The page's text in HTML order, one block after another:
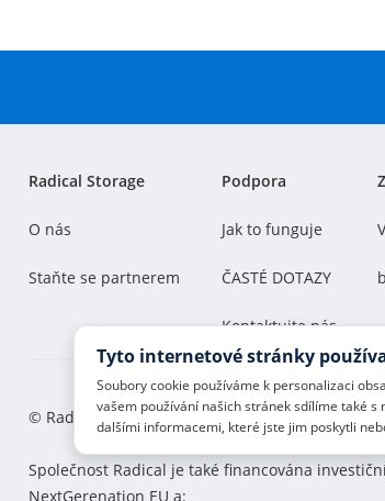
Tyto internetové stránky
Soubory cookie používáme k personalizaci
vašem používání našich stránek sdílíme také
dalšími informacemi, které jste jim poskytli
Radical Storage
O nás
Staňte se partnerem
Podpora
Jak to funguje
ČASTÉ DOTAZY
Kontaktujte nás
© Radical Storage - Lean Team S.R.L. - P. IVA
Společnost Radical je také financována
NextGerenation EU a: